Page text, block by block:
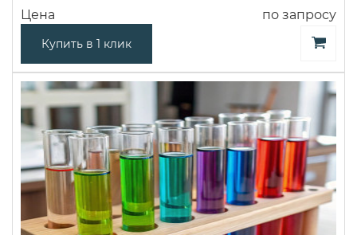
Цена по запросу
Купить в 1 клик